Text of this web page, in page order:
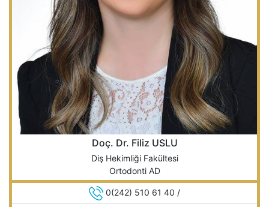
Doç. Dr. Filiz USLU
Diş Hekimliği Fakültesi
Ortodonti AD
0(242) 510 61 40 /